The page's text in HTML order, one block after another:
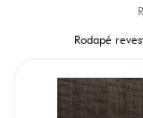
Rodapé